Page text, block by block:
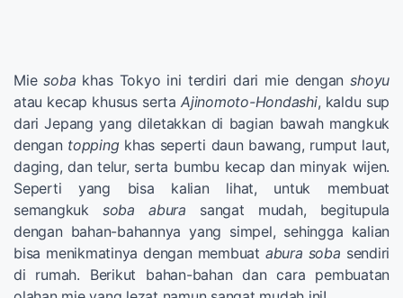
Miesoba khas Tokyo ini terdiri dari mie denganshoyu
atau kecap khusus sertaAjinomoto-Hondashi, kaldu sup
dari Jepang yang diletakkan di bagian bawah mangkuk
dengan toppingkhas seperti daun bawang, rumput laut,
daging, dan telur, serta bumbu kecap dan minyak wijen.
Seperti yang bisa kalian lihat, untuk membuat
semangkuk soba abura sangat mudah, begitupula
dengan bahan-bahannya yang simpel, sehingga kalian
bisa menikmatinya dengan membuat abura soba sendiri
di rumah. Berikut bahan-bahan dan cara pembuatan